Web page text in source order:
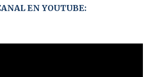
EN YOUTUBE: